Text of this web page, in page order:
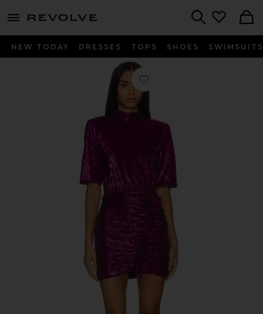
menu - shows more content
NEW TODAY DRESSES TOPS SHOES SWIMSUITS
Favorito VESTIDO AXELLE